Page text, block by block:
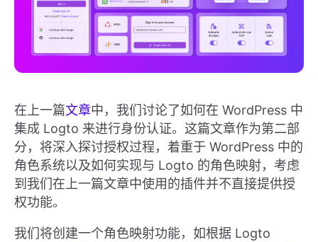
在上一篇文章中，我们讨论了如何在 WordPress 中
集成 Logto 来进行身份认证。这篇文章作为第二部
分，将深入探讨授权过程，着重于 WordPress 中的
角色系统以及如何实现与 Logto 的角色映射，考虑
到我们在上一篇文章中使用的插件并不直接提供授
权功能。
我们将创建一个角色映射功能，如根据 Logto